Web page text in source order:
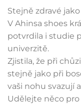
Stejně zdravé
V Ahinsa shoes
potvrdila i studie
univerzitě.
Zjistila, že při
stejně jako při
vaši nohu svazují
Udělejte něco pro